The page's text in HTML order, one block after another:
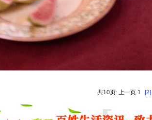
共10页: 上一页 1 [2]